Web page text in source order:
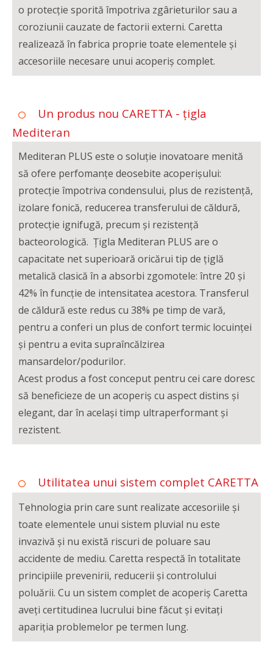
o protecție sporită împotriva zgârieturilor sau a
coroziunii cauzate de factorii externi. Caretta
realizează în fabrica proprie toate elementele și
accesoriile necesare unui acoperiș complet.
Un produs nou CARETTA - țigla
Mediteran
Mediteran PLUS este o soluție inovatoare menită
să ofere perfomanțe deosebite acoperișului:
protecție împotriva condensului, plus de rezistență,
izolare fonică, reducerea transferului de căldură,
protecție ignifugă, precum și rezistență
bacteorologică. Țigla Mediteran PLUS are o
capacitate net superioară oricărui tip de țiglă
metalică clasică în a absorbi zgomotele: între 20 și
42% în funcție de intensitatea acestora. Transferul
de căldură este redus cu 38% pe timp de vară,
pentru a conferi un plus de confort termic locuinței
și pentru a evita supraîncălzirea
mansardelor/podurilor.
Acest produs a fost conceput pentru cei care doresc
să beneficieze de un acoperiș cu aspect distins și
elegant, dar în același timp ultraperformant și
rezistent.
Utilitatea unui sistem complet CARETTA
Tehnologia prin care sunt realizate accesoriile și
toate elementele unui sistem pluvial nu este
invazivă și nu există riscuri de poluare sau
accidente de mediu. Caretta respectă în totalitate
principiile prevenirii, reducerii și controlului
poluării. Cu un sistem complet de acoperiș Caretta
aveți certitudinea lucrului bine făcut și evitați
apariția problemelor pe termen lung.